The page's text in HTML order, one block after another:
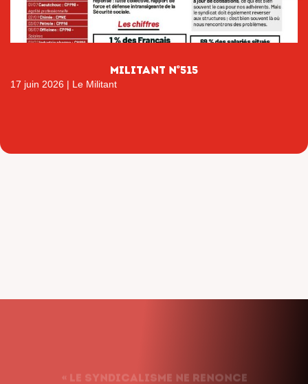
Militant n°515
17 juin 2026 | Le Militant
jamais. Nous